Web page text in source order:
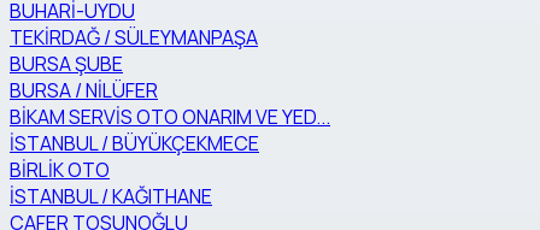
BUHARİ-UYDU
TEKİRDAĞ / SÜLEYMANPAŞA
BURSA ŞUBE
BURSA / NİLÜFER
BİKAM SERVİS OTO ONARIM VE YED...
İSTANBUL / BÜYÜKÇEKMECE
BİRLİK OTO
İSTANBUL / KAĞITHANE
CAFER TOSUNOĞLU